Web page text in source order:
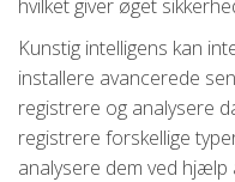
hvilket giver øget
Kunstig intelligens kan
installere avancerede
registrere og analysere
registrere forskellige
analysere dem ved